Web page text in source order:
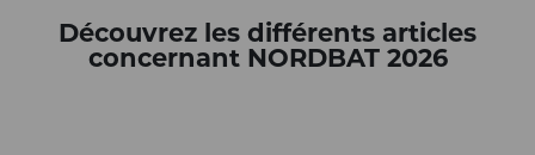
Découvrez les différents articles
concernant NORDBAT 2026